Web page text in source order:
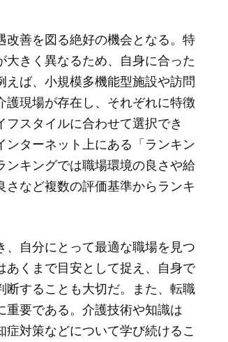
善を図る絶好の機会となる。特
きく異なるため、自身に合った
ば、小規模多機能型施設や訪問
現場が存在し、それぞれに特徴
スタイルに合わせて選択でき
ターネット上にある「ランキン
キングでは職場環境の良さや給
など複数の評価基準からランキ
自分にとって最適な職場を見つ
くまで目安として捉え、自身で
することも大切だ。また、転職
要である。介護技術や知識は
対策などについて学び続けるこ